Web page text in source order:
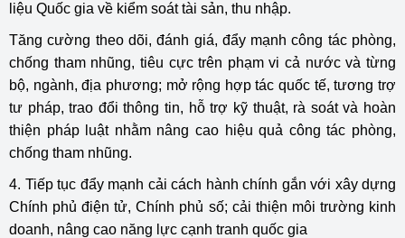
liệu Quốc gia về kiểm soát tài sản, thu nhập.
Tăng cường theo dõi, đánh giá, đẩy mạnh công tác phòng,
chống tham nhũng, tiêu cực trên phạm vi cả nước và từng
bộ, ngành, địa phương; mở rộng hợp tác quốc tế, tương trợ
tư pháp, trao đổi thông tin, hỗ trợ kỹ thuật, rà soát và hoàn
thiện pháp luật nhằm nâng cao hiệu quả công tác phòng,
chống tham nhũng.
4. Tiếp tục đẩy mạnh cải cách hành chính gắn với xây dựng
Chính phủ điện tử, Chính phủ số; cải thiện môi trường kinh
doanh, nâng cao năng lực cạnh tranh quốc gia